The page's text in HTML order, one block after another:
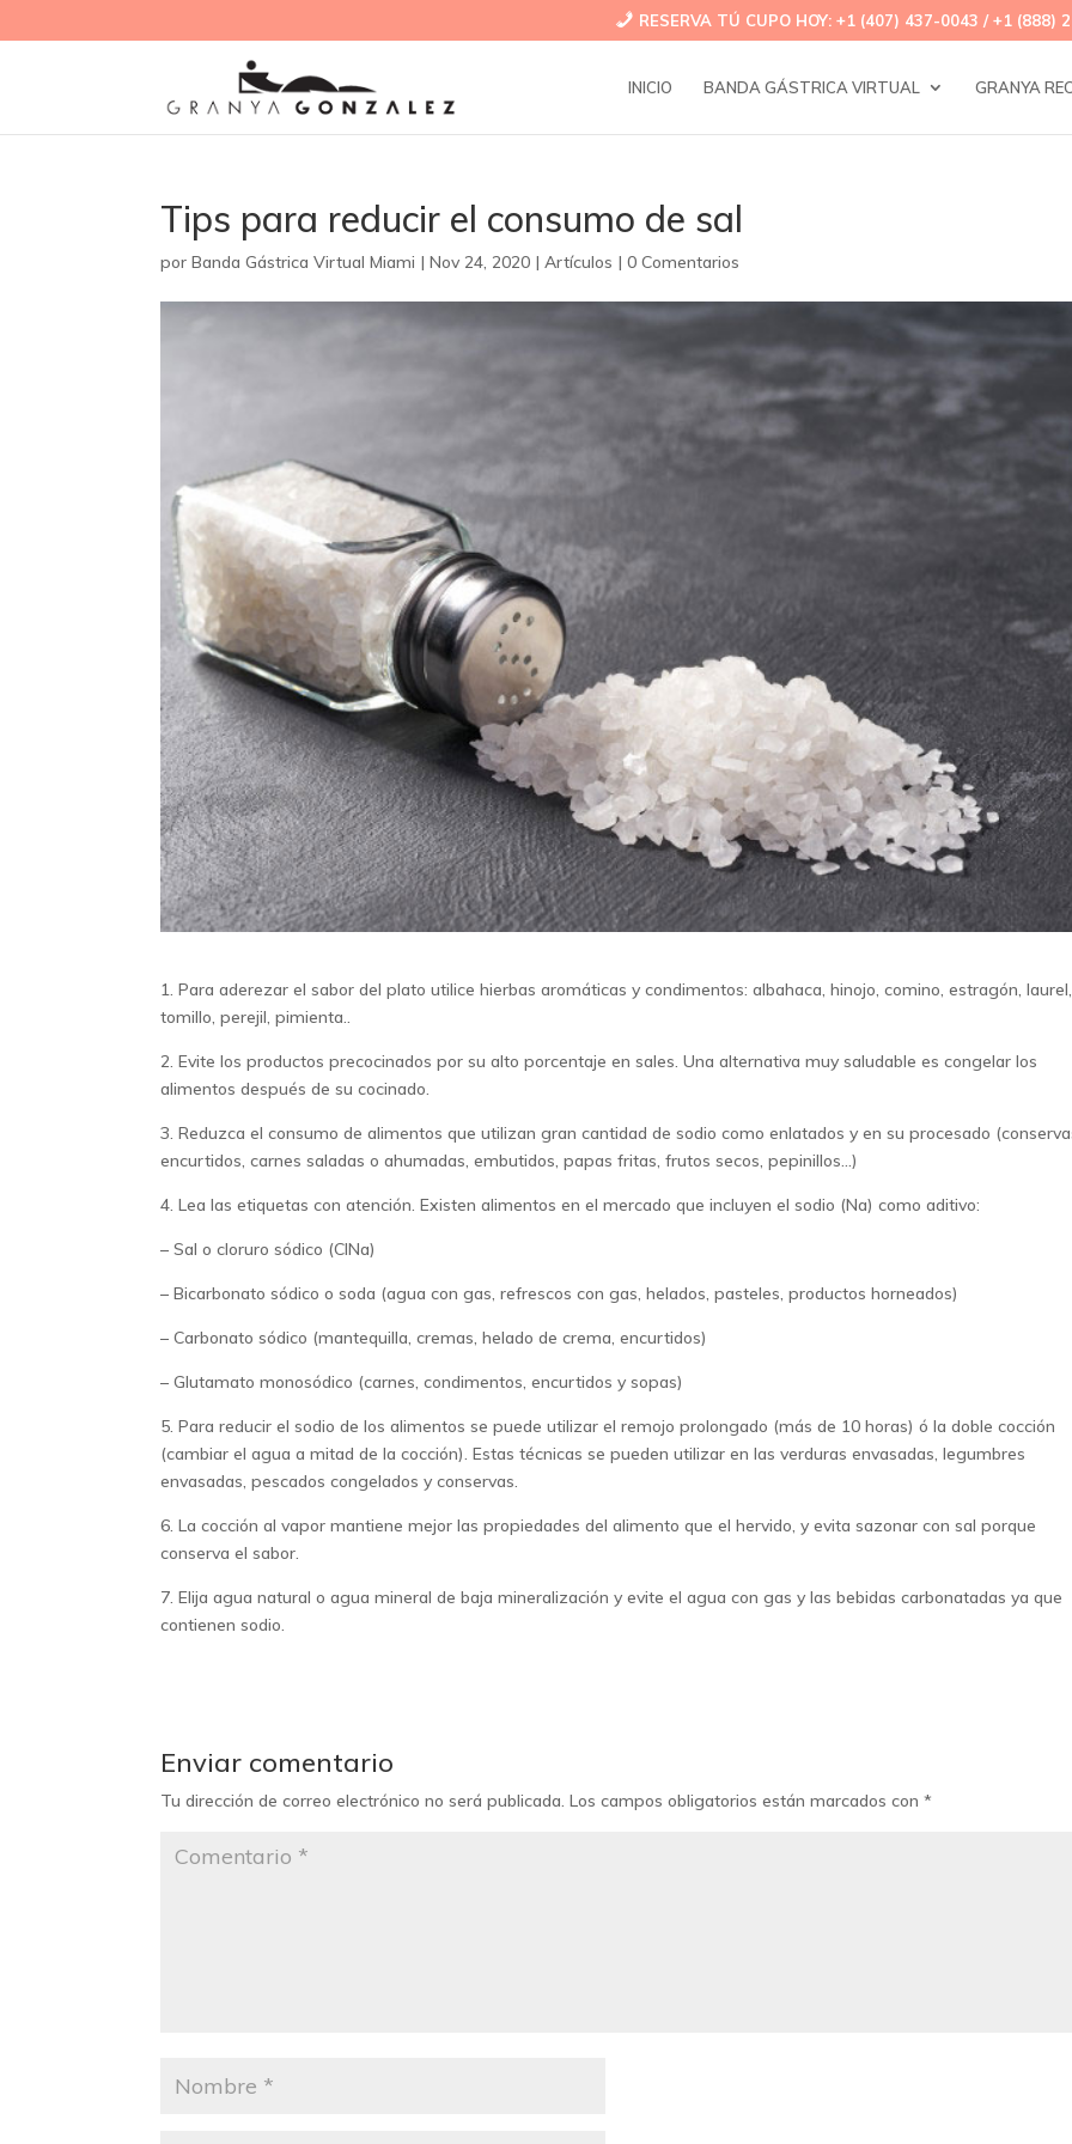
RESERVA TÚ CUPO HOY: +1 (407) 437-0043 / +1
INICIO BANDA GÁSTRICA VIRTUAL GRANYA
Tips para reducir el consumo de sal
porBanda Gástrica Virtual Miami |Nov 24, 2020 |Artículos |0 Comentarios
1. Para aderezar el sabor del plato utilice hierbas aromáticas y condimentos: albahaca, hinojo, comino, estragón, laurel,
tomillo, perejil, pimienta..
2. Evite los productos precocinados por su alto porcentaje en sales. Una alternativa muy saludable es congelar los
alimentos después de su cocinado.
3. Reduzca el consumo de alimentos que utilizan gran cantidad de sodio como enlatados y en su procesado
encurtidos, carnes saladas o ahumadas, embutidos, papas fritas, frutos secos, pepinillos…)
4. Lea las etiquetas con atención. Existen alimentos en el mercado que incluyen el sodio (Na) como aditivo:
– Sal o cloruro sódico (ClNa)
– Bicarbonato sódico o soda (agua con gas, refrescos con gas, helados, pasteles, productos horneados)
– Carbonato sódico (mantequilla, cremas, helado de crema, encurtidos)
– Glutamato monosódico (carnes, condimentos, encurtidos y sopas)
5. Para reducir el sodio de los alimentos se puede utilizar el remojo prolongado (más de 10 horas) ó la doble cocción
(cambiar el agua a mitad de la cocción). Estas técnicas se pueden utilizar en las verduras envasadas, legumbres
envasadas, pescados congelados y conservas.
6. La cocción al vapor mantiene mejor las propiedades del alimento que el hervido, y evita sazonar con sal porque
conserva el sabor.
7. Elija agua natural o agua mineral de baja mineralización y evite el agua con gas y las bebidas carbonatadas ya que
contienen sodio.
Enviar comentario
Tu dirección de correo electrónico no será publicada. Los campos obligatorios están marcados con*